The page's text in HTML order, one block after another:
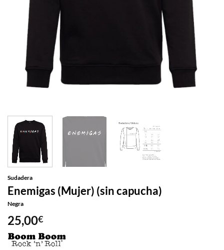
Sudadera
Enemigas (Mujer) (sin capucha)
Negra
25,00€